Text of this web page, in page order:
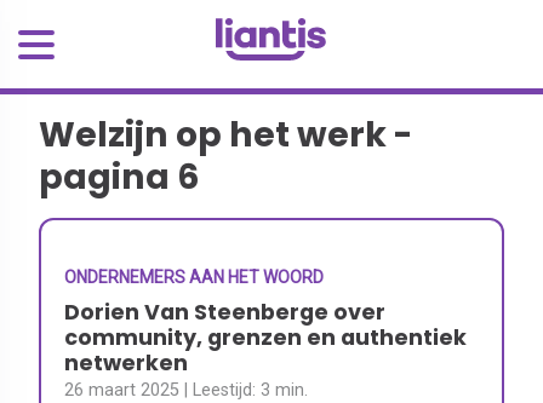
Welzijn op het werk -
pagina 6
ONDERNEMERS AAN HET WOORD
Dorien Van Steenberge over
community, grenzen en authentiek
netwerken
26 maart 2025 | Leestijd: 3 min.